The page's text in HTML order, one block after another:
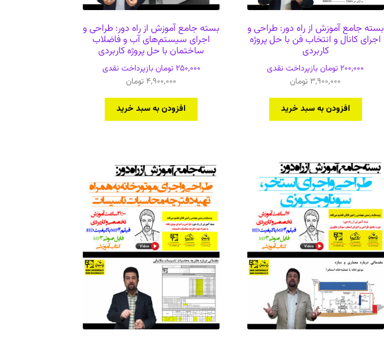
بسته جامع آموزش از راه دور: طراحی و
اجرای کانال و انتخاب فن با حل پروژه
کاربردی
200,000 تومانبازپرداخت نقدی
3,900,000 تومان
افزودن به سبد خرید
بسته جامع آموزش از راه دور: طراحی و
اجرای سیستم‌های آب و فاضلاب
ساختمان با حل پروژه کاربردی
250,000 تومانبازپرداخت نقدی
4,900,000 تومان
افزودن به سبد خرید